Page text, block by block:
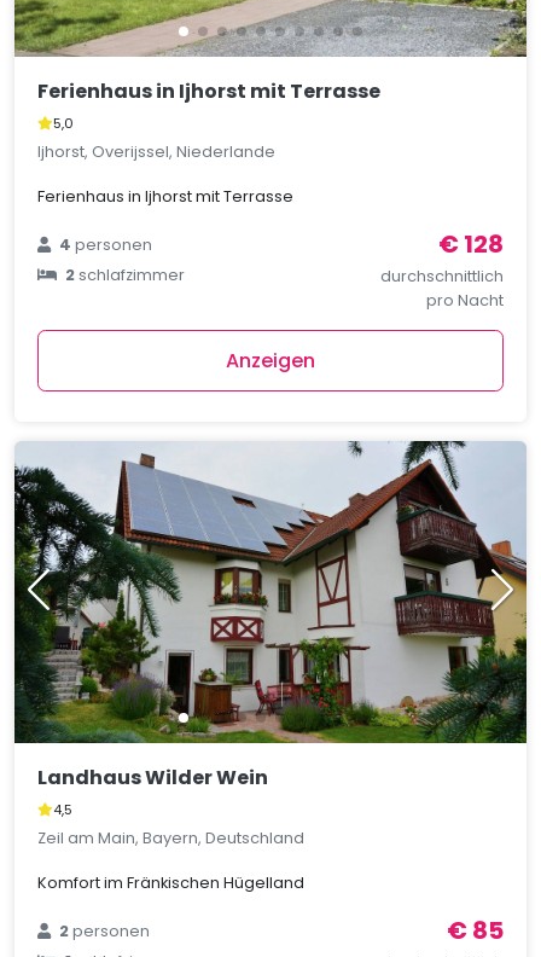
Ferienhaus in Ijhorst mit Terrasse
5,0
Ijhorst, Overijssel, Niederlande
Ferienhaus in Ijhorst mit Terrasse
4personen
2schlafzimmer
€ 128
durchschnittlich
pro Nacht
Anzeigen
Landhaus Wilder Wein
4,5
Zeil am Main, Bayern, Deutschland
Komfort im Fränkischen Hügelland
2personen
€ 85